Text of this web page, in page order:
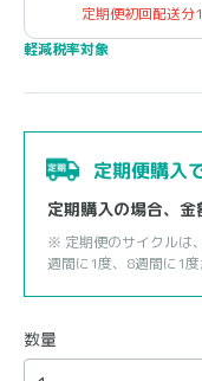
定期便初回配送分
軽減税率対象
定期便購入
定期購入の場合、金
※ 定期便のサイクルは
週間に1度、8週間に1度
数量